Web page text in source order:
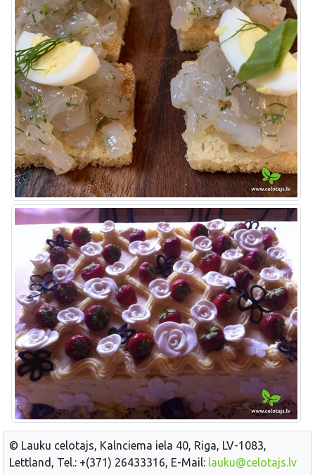
© Lauku celotajs, Kalnciema iela 40, Riga, LV-1083,
Lettland, Tel.: +(371) 26433316, E-Mail: lauku@celotajs.lv